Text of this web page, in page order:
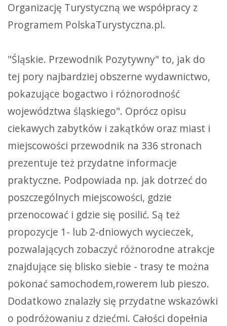
Organizację Turystyczną we współpracy z
Programem PolskaTurystyczna.pl.
"Śląskie. Przewodnik Pozytywny" to, jak do
tej pory najbardziej obszerne wydawnictwo,
pokazujące bogactwo i różnorodność
województwa śląskiego". Oprócz opisu
ciekawych zabytków i zakątków oraz miast i
miejscowości przewodnik na 336 stronach
prezentuje też przydatne informacje
praktyczne. Podpowiada np. jak dotrzeć do
poszczególnych miejscowości, gdzie
przenocować i gdzie się posilić. Są też
propozycje 1- lub 2-dniowych wycieczek,
pozwalających zobaczyć różnorodne atrakcje
znajdujące się blisko siebie - trasy te można
pokonać samochodem,rowerem lub pieszo.
Dodatkowo znalazły się przydatne wskazówki
o podróżowaniu z dziećmi. Całości dopełnia